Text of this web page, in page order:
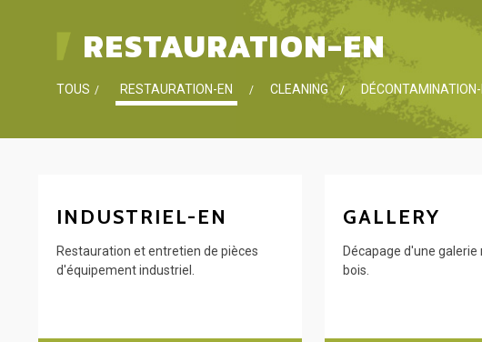
RESTAURATION-EN
TOUS RESTAURATION-EN CLEANING DÉCONTAMINATION-
INDUSTRIEL-EN
Restauration et entretien de pièces
d'équipement industriel.
GALLERY
Décapage d'une
bois.